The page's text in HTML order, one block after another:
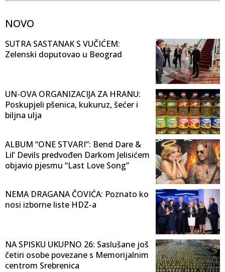
NOVO
SUTRA SASTANAK S VUČIĆEM:
Zelenski doputovao u Beograd
UN-OVA ORGANIZACIJA ZA HRANU:
Poskupjeli pšenica, kukuruz, šećer i
biljna ulja
ALBUM “ONE STVARI”: Bend Dare &
Lil’ Devils predvođen Darkom Jelisićem
objavio pjesmu “Last Love Song”
NEMA DRAGANA ČOVIĆA: Poznato ko
nosi izborne liste HDZ-a
NA SPISKU UKUPNO 26: Saslušane još
četiri osobe povezane s Memorijalnim
centrom Srebrenica